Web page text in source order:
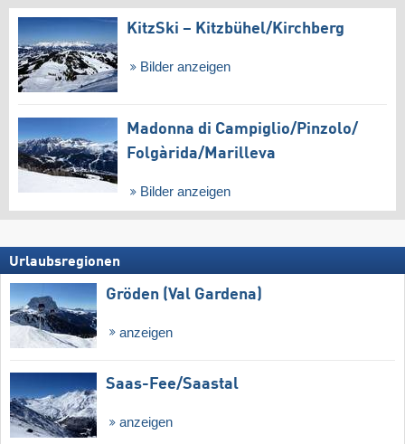
KitzSki – Kitzbühel/​Kirchberg
Bilder anzeigen
Madonna di Campiglio/​Pinzolo/​
Folgàrida/​Marilleva
Bilder anzeigen
Urlaubsregionen
Gröden (Val Gardena)
anzeigen
Saas-Fee/​Saastal
anzeigen